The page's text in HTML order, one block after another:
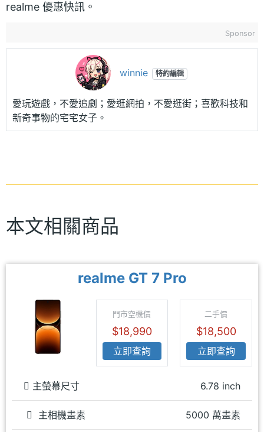
realme 優惠快訊。
Sponsor
winnie 特約編輯
愛玩遊戲，不愛追劇；愛逛網拍，不愛逛街；喜歡科技和
新奇事物的宅宅女子。
本文相關商品
realme GT 7 Pro
門市空機價
$18,990
立即查詢
二手價
$18,500
立即查詢
主螢幕尺寸 6.78 inch
主相機畫素 5000 萬畫素